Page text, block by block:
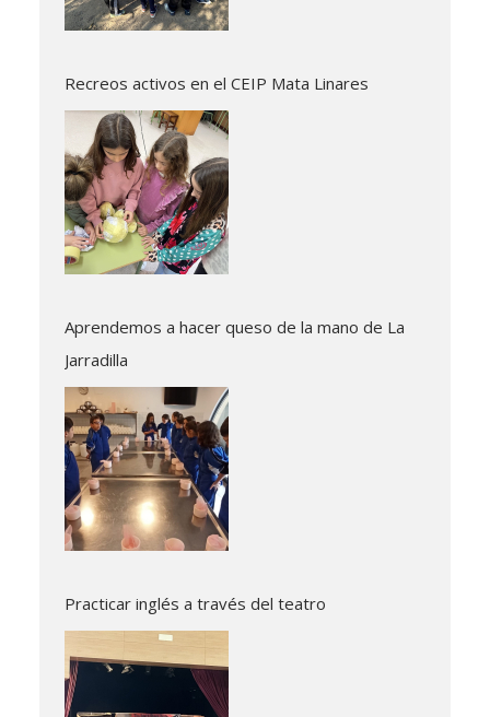
Recreos activos en el CEIP Mata Linares
Aprendemos a hacer queso de la mano de La
Jarradilla
Practicar inglés a través del teatro